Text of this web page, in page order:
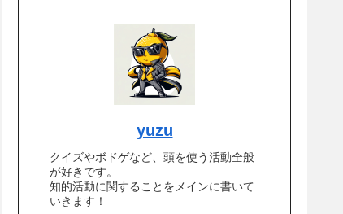
yuzu
クイズやボドゲなど、頭を使う活動全般
が好きです。
知的活動に関することをメインに書いて
いきます！